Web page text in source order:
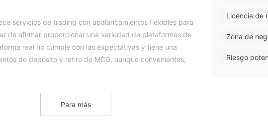
servicios de trading con apalancamientos flexibles para
de afirmar proporcionar una variedad de plataformas de
real no cumple con las expectativas y tiene una
de depósito y retiro de MCG, aunque convenientes,
y concisa. Al final del artículo, proporcionaremos un
Licencia de
Zona de
Riesgo
Para más